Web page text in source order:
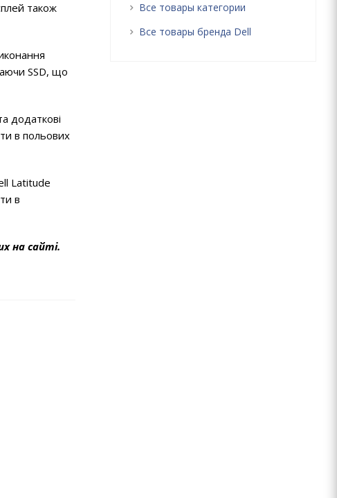
також
SSD, що
додаткові
в польових
Latitude
в
на сайті.
Все товары категории
Все товары бренда Dell